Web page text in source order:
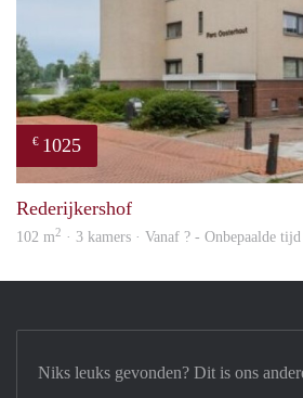
€ 1025
Rederijkershof
102 m2 · 3 kamers · Vanaf ? - Onbepaalde tijd
Niks leuks gevonden? Dit is ons